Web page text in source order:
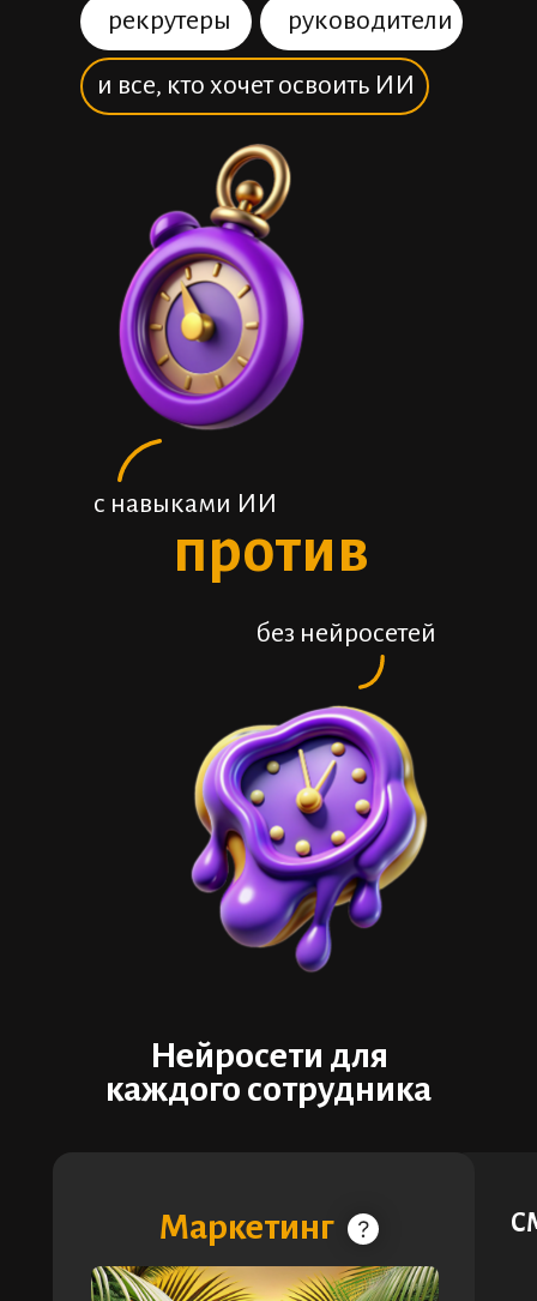
против
с навыками ИИ
без нейросетей
руководители
рекрутеры
и все, кто хочет освоить ИИ
Нейросети для
каждого сотрудника
Маркетинг